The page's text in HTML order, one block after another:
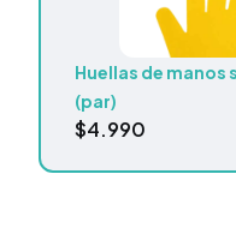
Huellas de manos
(par)
$4.990